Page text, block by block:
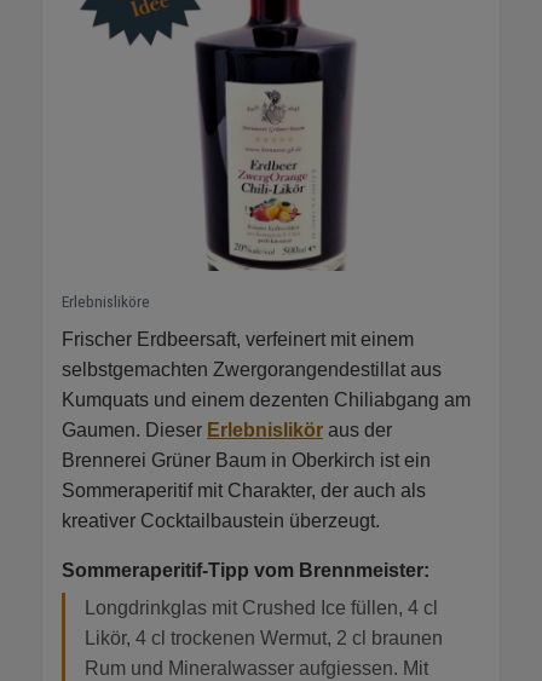
Erlebnisliköre
Frischer Erdbeersaft, verfeinert mit einem
selbstgemachten Zwergorangendestillat aus
Kumquats und einem dezenten Chiliabgang am
Gaumen. Dieser Erlebnislikör aus der
Brennerei Grüner Baum in Oberkirch ist ein
Sommeraperitif mit Charakter, der auch als
kreativer Cocktailbaustein überzeugt.
Sommeraperitif-Tipp vom Brennmeister:
Longdrinkglas mit Crushed Ice füllen, 4 cl
Likör, 4 cl trockenen Wermut, 2 cl braunen
Rum und Mineralwasser aufgiessen. Mit